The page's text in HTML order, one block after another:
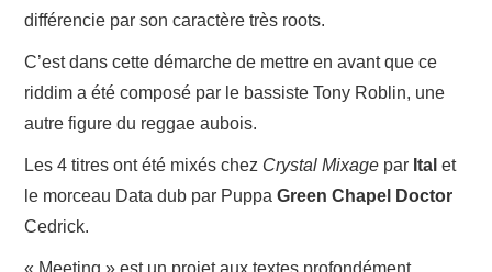
différencie par son caractère très roots.
C’est dans cette démarche de mettre en avant que ce
riddim a été composé par le bassiste Tony Roblin, une
autre figure du reggae aubois.
Les 4 titres ont été mixés chez Crystal Mixage par Ital et
le morceau Data dub par PuppaGreen Chapel Doctor
Cedrick.
« Meeting » est un projet aux textes profondément